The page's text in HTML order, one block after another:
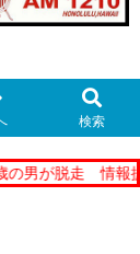
検索
男が脱走 情報提